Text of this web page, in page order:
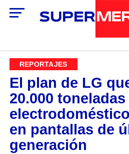
REPORTAJES
El plan de LG
20.000
en pantallas de
generación